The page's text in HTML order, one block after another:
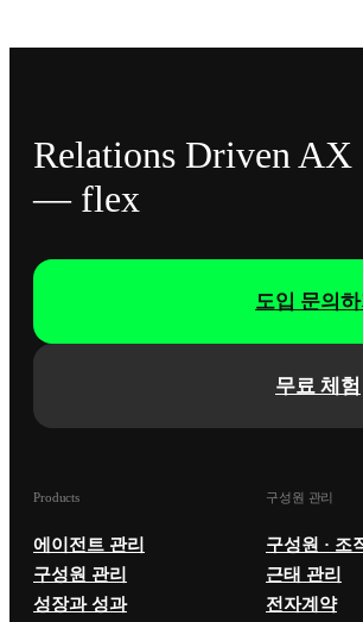
Relations Driven AX
— flex
무료 체험
도입 문의하
Products
에이전트 관리
구성원 관리
성장과 성과
구성원 관리
구성원 · 조
근태 관리
전자계약